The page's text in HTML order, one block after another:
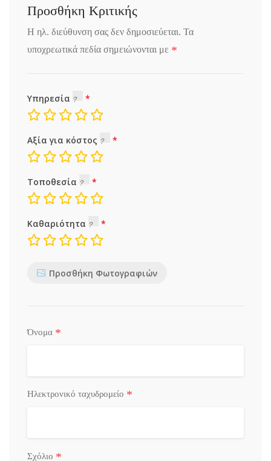
Προσθήκη Κριτικής
Η ηλ. διεύθυνση σας δεν δημοσιεύεται. Τα
υποχρεωτικά πεδία σημειώνονται με *
Υπηρεσία
Αξία για κόστος
Τοποθεσία
Καθαριότητα
Προσθήκη Φωτογραφιών
Όνομα *
Ηλεκτρονικό ταχυδρομείο *
Σχόλιο *